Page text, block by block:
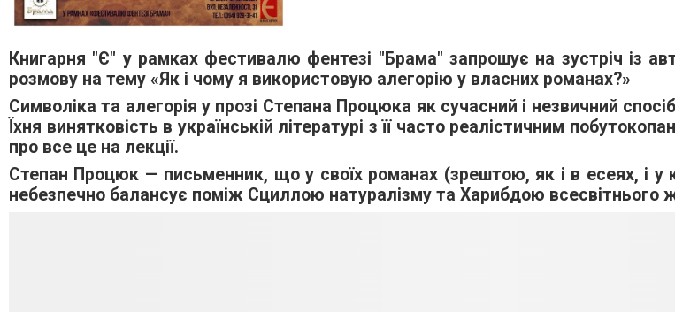
Книгарня "Є" у рамках фестивалю фентезі "Брама" запрошує на зустріч із
розмову на тему «Як і чому я використовую алегорію у власних романах?»
Символіка та алегорія у прозі Степана Процюка як сучасний і незвичний
Їхня винятковість в українській літературі з її часто реалістичним
про все це на лекції.
Степан Процюк — письменник, що у своїх романах (зрештою, як і в есеях, і у
небезпечно балансує поміж Сциллою натуралізму та Харибдою всесвітнього